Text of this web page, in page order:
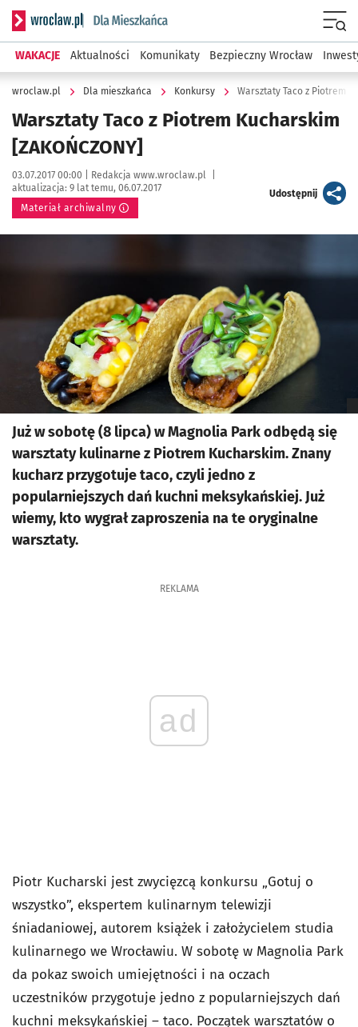
Serwis informacyjny wroclaw.pl podserwis: Dla mieszkańca
WAKACJE Aktualności Komunikaty Bezpieczny Wrocław
wroclaw.pl Dla mieszkańca Konkursy Warsztaty Taco z Piotrem
Warsztaty Taco z Piotrem Kucharskim
[ZAKOŃCZONY]
Data publikacji:
03.07.2017 00:00 | Autor:
Redakcja www.wroclaw.pl
aktualizacja: 9 lat temu, 06.07.2017
Materiał archiwalny
Udostępnijartykuł
Już w sobotę (8 lipca) w Magnolia Park odbędą się
warsztaty kulinarne z Piotrem Kucharskim. Znany
kucharz przygotuje taco, czyli jedno z
popularniejszych dań kuchni meksykańskiej. Już
wiemy, kto wygrał zaproszenia na te oryginalne
warsztaty.
REKLAMA
ad
Piotr Kucharski jest zwycięzcą konkursu „Gotuj o
wszystko”, ekspertem kulinarnym telewizji
śniadaniowej, autorem książek i założycielem studia
kulinarnego we Wrocławiu. W sobotę w Magnolia Park
da pokaz swoich umiejętności i na oczach
uczestników przygotuje jedno z popularniejszych dań
kuchni meksykańskiej – taco. Początek warsztatów o